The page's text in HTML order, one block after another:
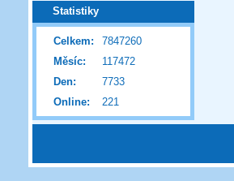
Statistiky
Online: 221
Celkem:
7847260
Měsíc:
117472
Den:
7733